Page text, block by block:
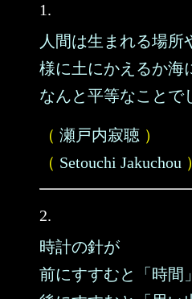
1.
人間は生まれる場所
様に土にかえるか海
なんと平等なことで
（ 瀬戸内寂聴 ）
（ Setouchi Jakuchou ）
2.
時計の針が
前にすすむと「時間